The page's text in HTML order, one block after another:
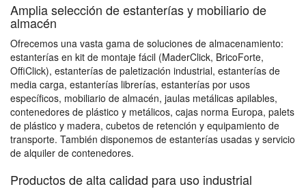
Amplia selección de estanterías y mobiliario de
almacén
Ofrecemos una vasta gama de soluciones de almacenamiento:
estanterías en kit de montaje fácil (MaderClick, BricoForte,
OffiClick), estanterías de paletización industrial, estanterías de
media carga, estanterías librerías, estanterías por usos
específicos, mobiliario de almacén, jaulas metálicas apilables,
contenedores de plástico y metálicos, cajas norma Europa, palets
de plástico y madera, cubetos de retención y equipamiento de
transporte. También disponemos de estanterías usadas y servicio
de alquiler de contenedores.
Productos de alta calidad para uso industrial